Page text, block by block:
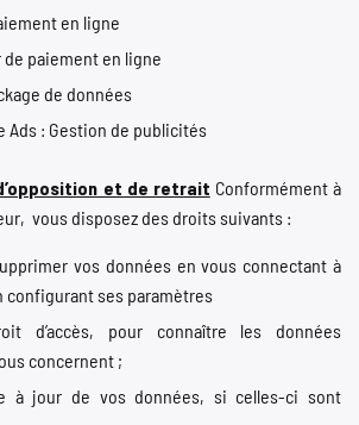
en ligne
de paiement en ligne
de données
Ads : Gestion de publicités
et de retrait Conformément à
vous disposez des droits suivants :
vos données en vous connectant à
configurant ses paramètres
d’accès, pour connaître les données
concernent ;
à jour de vos données, si celles-ci sont